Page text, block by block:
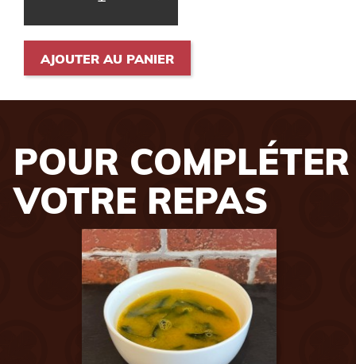
AJOUTER AU PANIER
POUR COMPLÉTER
VOTRE REPAS